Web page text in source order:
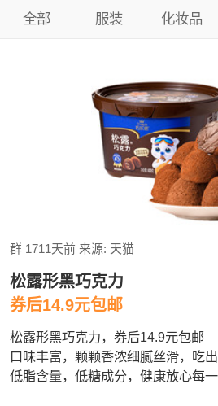
全部 服装 化妆品
群 1711天前来源: 天猫
松露形黑巧克力
券后14.9元包邮
松露形黑巧克力，券后14.9元包邮
口味丰富，颗颗香浓细腻丝滑，吃
低脂含量，低糖成分，健康放心每一